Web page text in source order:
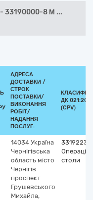
- 33190000-8 М ...
АДРЕСА
ДОСТАВКИ /
СТРОК
ПОСТАВКИ/
ВИКОНАННЯ
РОБІТ/
НАДАННЯ
ПОСЛУГ:
ДК 021:2015
(CPV)
14034 Україна
Чернігівська
область місто
Чернігів
проспект
Грушевського
Михайла,
столи